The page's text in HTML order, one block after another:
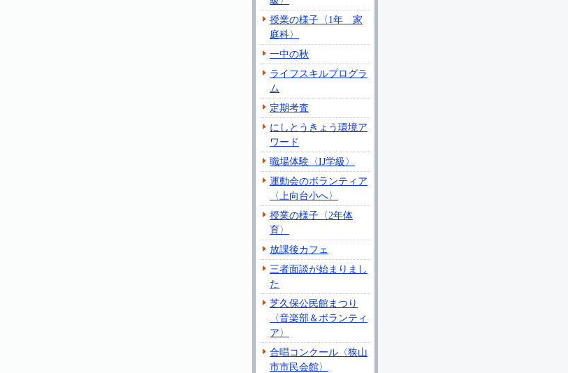
授業の様子〈1年 家
庭科〉
一中の秋
ライフスキルプログラ
ム
定期考査
にしとうきょう環境ア
ワード
職場体験〈IJ学級〉
運動会のボランティア
〈上向台小へ〉
授業の様子〈2年体
育〉
放課後カフェ
三者面談が始まりまし
た
芝久保公民館まつり
〈音楽部＆ボランティ
ア〉
合唱コンクール〈狭山
市市民会館〉